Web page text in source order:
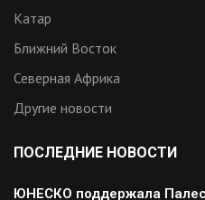
Катар
Ближний Восток
Северная Африка
Другие новости
ПОСЛЕДНИЕ НОВОСТИ
ЮНЕСКО поддержала